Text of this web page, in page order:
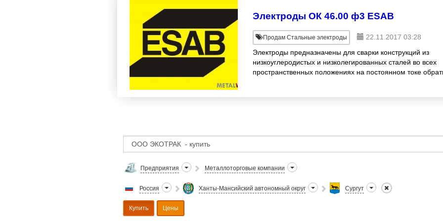
Электроды ОК 46.00 ф3 ESAB
Продам Стальные электроды
22.11.2017 03:28
Электроды предназначены для сварки конструкций из
низкоуглеродистых и низколегированных сталей во всех
пространственных положениях на постоянном токе
Предприятия Металлоторговые компании
Россия Ханты-Мансийский автономный округ Сургут
Купить Цены